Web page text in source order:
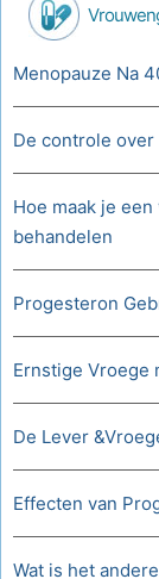
Menopauze Na
De controle
Hoe maak je
behandelen
Progesteron
Ernstige Vroege
De Lever
Effecten van
Wat is het